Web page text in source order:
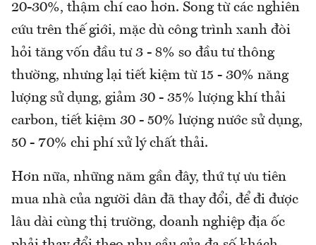
20-30%, thậm chí cao hơn. Song từ các nghiên
cứu trên thế giới, mặc dù công trình xanh đòi
hỏi tăng vốn đầu tư 3 - 8% so đầu tư thông
thường, nhưng lại tiết kiệm từ 15 - 30% năng
lượng sử dụng, giảm 30 - 35% lượng khí thải
carbon, tiết kiệm 30 - 50% lượng nước sử dụng,
50 - 70% chi phí xử lý chất thải.
Hơn nữa, những năm gần đây, thứ tự ưu tiên
mua nhà của người dân đã thay đổi, để đi được
lâu dài cùng thị trường, doanh nghiệp địa ốc